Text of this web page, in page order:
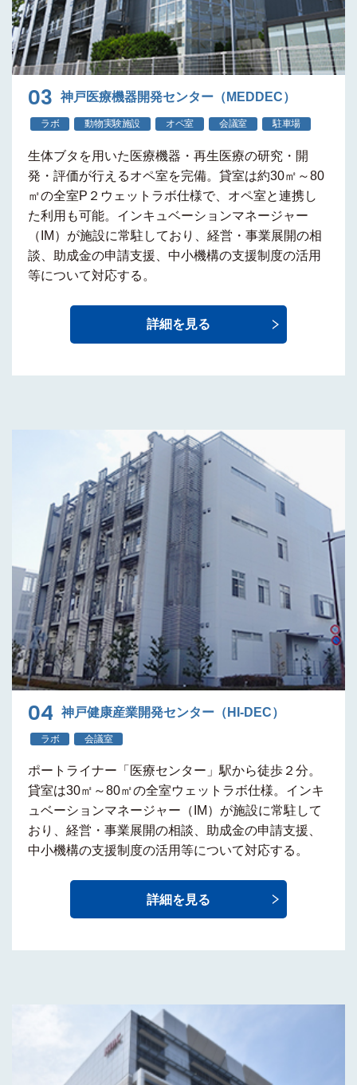
03 神戸医療機器開発センター（MEDDEC）
ラボ 動物実験施設 オペ室 会議室 駐車場
生体ブタ を用いた 医療機器・再生医療の研究・開
発・評価が行えるオペ室を完備。貸室は約30㎡～80
㎡の全室P２ウェットラボ仕様で、オペ室と連携し
た利用も可能。 インキュベーションマネージャー
（IM） が施設に常駐しており、経営・事業展開の相
談、助成金の申請支援、中小機構の支援制度の活用
等について対応する。
詳細を見る
04 神戸健康産業開発センター（HI-DEC）
ラボ 会議室
ポートライナー 「医療センター」駅から徒歩２分。
貸室は30㎡～80㎡の全室ウェットラボ仕様。 インキ
ュベーションマネージャー（IM） が施設に常駐して
おり、経営・事業展開の相談、助成金の申請支援、
中小機構の支援制度の活用等について対応する。
詳細を見る